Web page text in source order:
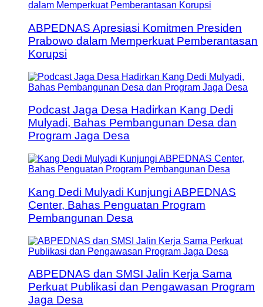
ABPEDNAS Apresiasi Komitmen Presiden
Prabowo dalam Memperkuat Pemberantasan
Korupsi
Podcast Jaga Desa Hadirkan Kang Dedi
Mulyadi, Bahas Pembangunan Desa dan
Program Jaga Desa
Kang Dedi Mulyadi Kunjungi ABPEDNAS
Center, Bahas Penguatan Program
Pembangunan Desa
ABPEDNAS dan SMSI Jalin Kerja Sama
Perkuat Publikasi dan Pengawasan Program
Jaga Desa